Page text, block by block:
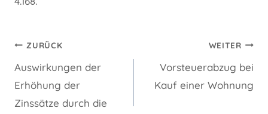
Beitragsnavigation
ZURÜCK
Auswirkungen der
Erhöhung der
Zinssätze durch die
WEITER
Vorsteuerabzug bei
Kauf einer Wohnung